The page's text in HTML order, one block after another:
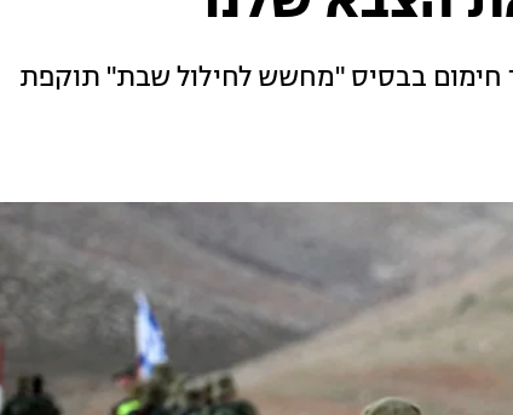
חימום בבסיס "מחשש לחילול שבת" תוקפת